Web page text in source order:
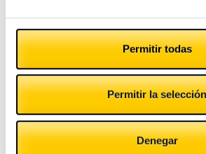
Permitir todas
Permitir la selección
Denegar
atención al cliente
europeo billetes Cashlogy
efectivo dinero falso economia
empresas